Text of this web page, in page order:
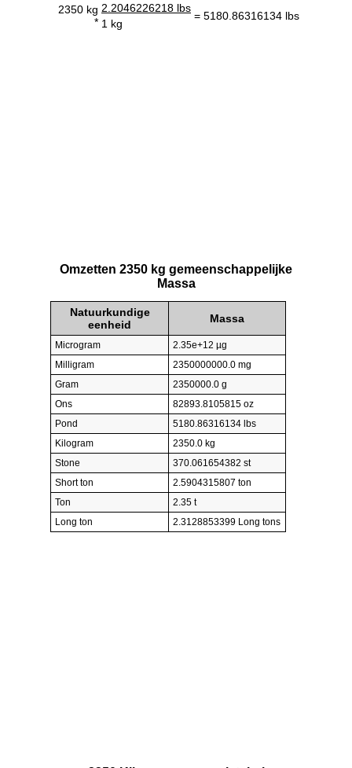
2350 kg
*
2.2046226218 lbs
= 5180.86316134 lbs
1 kg
Omzetten 2350 kg gemeenschappelijke
Massa
Natuurkundige
eenheid
Massa
Microgram
2.35e+12 µg
Milligram
2350000000.0 mg
Gram
2350000.0 g
Ons
82893.8105815 oz
Pond
5180.86316134 lbs
Kilogram
2350.0 kg
Stone
370.061654382 st
Short ton
2.5904315807 ton
Ton
2.35 t
Long ton
2.3128853399 Long tons